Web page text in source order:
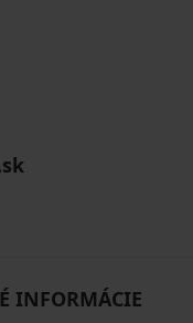
INFORMÁCIE